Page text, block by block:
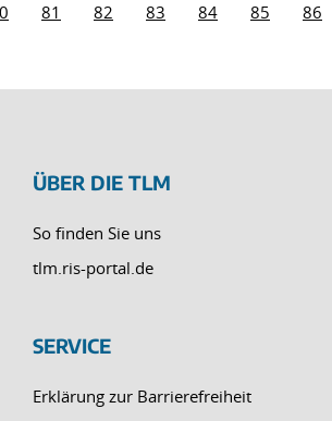
81 82 83 84 85 86
ÜBER DIE TLM
So finden Sie uns
tlm.ris-portal.de
SERVICE
Erklärung zur Barrierefreiheit